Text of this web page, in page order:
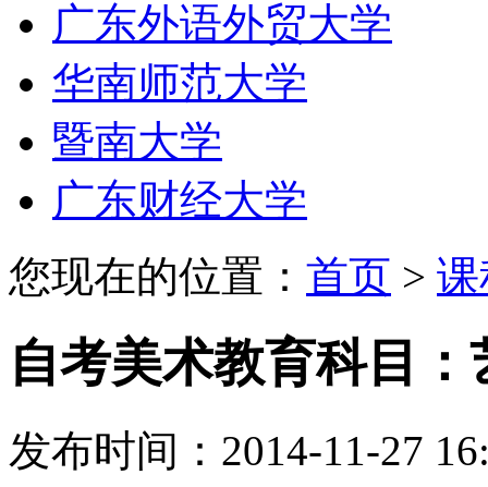
广东外语外贸大学
华南师范大学
暨南大学
广东财经大学
您现在的位置： 首页 >
自考美术教育科目
发布时间：2014-11-27